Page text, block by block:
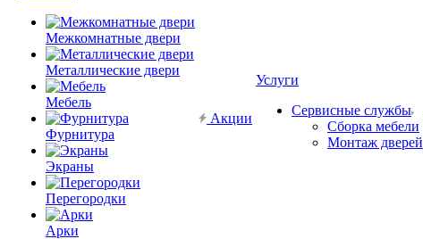
Межкомнатные двери
Металлические двери
Мебель
Фурнитура
Экраны
Перегородки
Арки
Акции
Услуги
Сервисные службы
Сборка мебели
Монтаж дверей